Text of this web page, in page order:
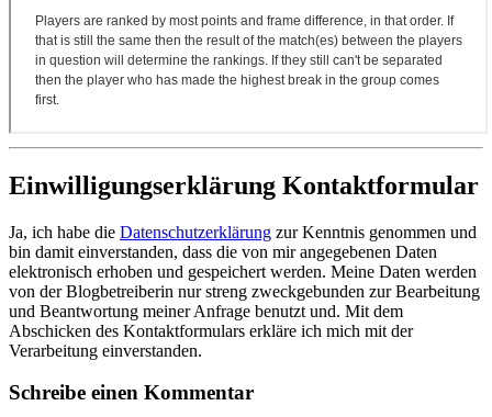
Einwilligungserklärung Kontaktformular
Ja, ich habe die Datenschutzerklärung zur Kenntnis genommen und
bin damit einverstanden, dass die von mir angegebenen Daten
elektronisch erhoben und gespeichert werden. Meine Daten werden
von der Blogbetreiberin nur streng zweckgebunden zur Bearbeitung
und Beantwortung meiner Anfrage benutzt und. Mit dem
Abschicken des Kontaktformulars erkläre ich mich mit der
Verarbeitung einverstanden.
Schreibe einen Kommentar